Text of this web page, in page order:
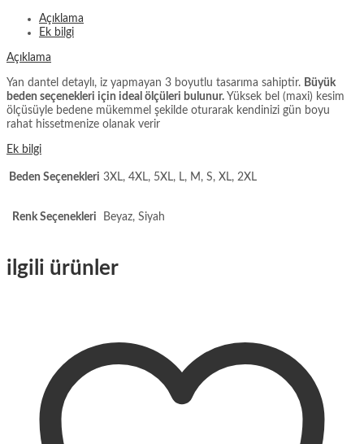
Açıklama
Ek bilgi
Açıklama
Yan dantel detaylı, iz yapmayan 3 boyutlu tasarıma sahiptir. Büyük
beden seçenekleri için ideal ölçüleri bulunur. Yüksek bel (maxi) kesim
ölçüsüyle bedene mükemmel şekilde oturarak kendinizi gün boyu
rahat hissetmenize olanak verir
Ek bilgi
Beden Seçenekleri 3XL, 4XL, 5XL, L, M, S, XL, 2XL
Renk Seçenekleri Beyaz, Siyah
ilgili ürünler